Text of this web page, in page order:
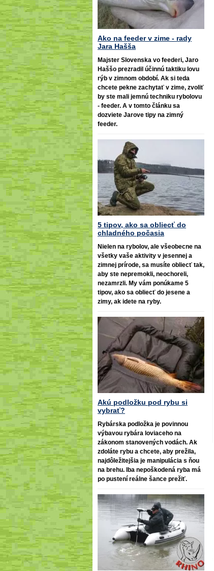
Ako na feeder v zime - rady
Jara Hašša
Majster Slovenska vo feederi, Jaro
Haššo prezradil účinnú taktiku lovu
rýb v zimnom období. Ak si teda
chcete pekne zachytať v zime, zvoliť
by ste mali jemnú techniku rybolovu
- feeder. A v tomto článku sa
dozviete Jarove tipy na zimný
feeder.
5 tipov, ako sa obliecť do
chladného počasia
Nielen na rybolov, ale všeobecne na
všetky vaše aktivity v jesennej a
zimnej prírode, sa musíte obliecť tak,
aby ste nepremokli, neochoreli,
nezamrzli. My vám ponúkame 5
tipov, ako sa obliecť do jesene a
zimy, ak idete na ryby.
Akú podložku pod rybu si
vybrať?
Rybárska podložka je povinnou
výbavou rybára loviaceho na
zákonom stanovených vodách. Ak
zdoláte rybu a chcete, aby prežila,
najdôležitejšia je manipulácia s ňou
na brehu. Iba nepoškodená ryba má
po pustení reálne šance prežiť.